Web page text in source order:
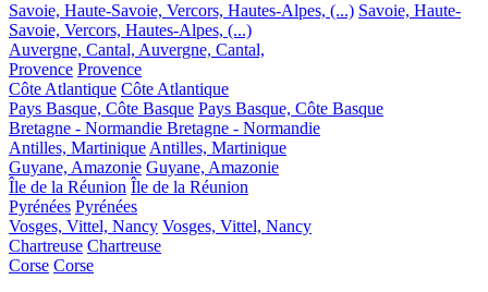
Savoie, Haute-Savoie, Vercors, Hautes-Alpes, (...) Savoie, Haute-
Savoie, Vercors, Hautes-Alpes, (...)
Auvergne, Cantal, Auvergne, Cantal,
Provence Provence
Côte Atlantique Côte Atlantique
Pays Basque, Côte Basque Pays Basque, Côte Basque
Bretagne - Normandie Bretagne - Normandie
Antilles, MartiniqueAntilles, Martinique
Guyane, Amazonie Guyane, Amazonie
Île de la Réunion Île de la Réunion
Pyrénées Pyrénées
Vosges, Vittel, Nancy Vosges, Vittel, Nancy
Chartreuse Chartreuse
Corse Corse